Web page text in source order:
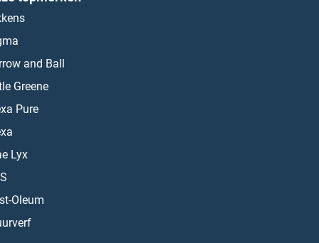
and Ball
Greene
Pure
Lyx
Oleum